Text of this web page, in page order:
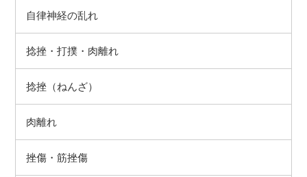
自律神経の乱れ
捻挫（ねんざ）
肉離れ
挫傷・筋挫傷